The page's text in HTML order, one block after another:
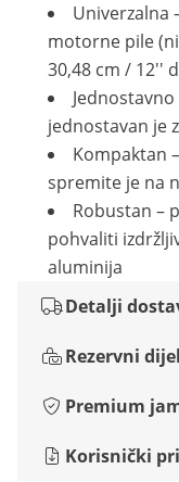
Univerzalna
motorne pile
30,48 cm / 12''
jednostavan je
Kompaktan
spremite je na
Robustan –
pohvaliti
aluminija
Detalji
Rezervni
Premium
Korisnički